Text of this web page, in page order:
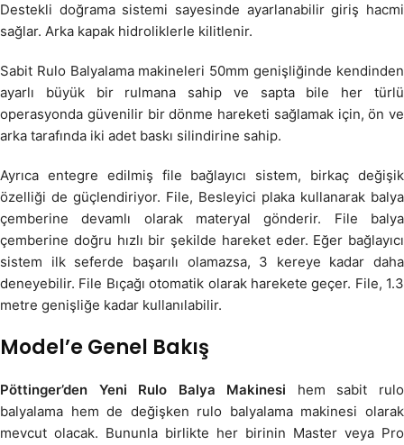
Destekli doğrama sistemi sayesinde ayarlanabilir giriş hacmi
sağlar. Arka kapak hidroliklerle kilitlenir.
Sabit Rulo Balyalama makineleri 50mm genişliğinde kendinden
ayarlı büyük bir rulmana sahip ve sapta bile her türlü
operasyonda güvenilir bir dönme hareketi sağlamak için, ön ve
arka tarafında iki adet baskı silindirine sahip.
Ayrıca entegre edilmiş file bağlayıcı sistem, birkaç değişik
özelliği de güçlendiriyor. File, Besleyici plaka kullanarak balya
çemberine devamlı olarak materyal gönderir. File balya
çemberine doğru hızlı bir şekilde hareket eder. Eğer bağlayıcı
sistem ilk seferde başarılı olamazsa, 3 kereye kadar daha
deneyebilir. File Bıçağı otomatik olarak harekete geçer. File, 1.3
metre genişliğe kadar kullanılabilir.
Model’e Genel Bakış
Pöttinger’den Yeni Rulo Balya Makinesi hem sabit rulo
balyalama hem de değişken rulo balyalama makinesi olarak
mevcut olacak. Bununla birlikte her birinin Master veya Pro